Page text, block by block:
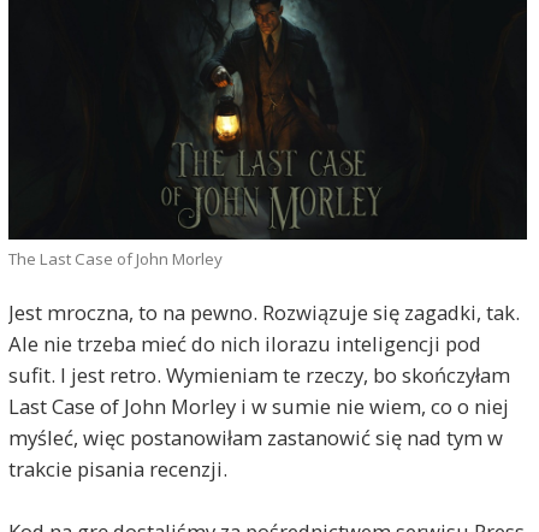
The Last Case of John Morley
Jest mroczna, to na pewno. Rozwiązuje się zagadki, tak.
Ale nie trzeba mieć do nich ilorazu inteligencji pod
sufit. I jest retro. Wymieniam te rzeczy, bo skończyłam
Last Case of John Morley i w sumie nie wiem, co o niej
myśleć, więc postanowiłam zastanowić się nad tym w
trakcie pisania recenzji.